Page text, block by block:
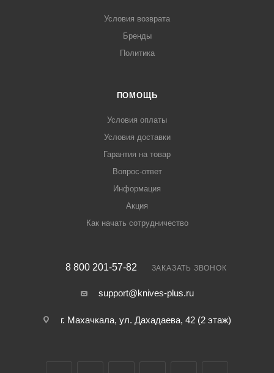
Условия возврата
Бренды
Политика
ПОМОЩЬ
Условия оплаты
Условия доставки
Гарантия на товар
Вопрос-ответ
Информация
Акция
Как начать сотрудничество
8 800 201-57-82 ЗАКАЗАТЬ ЗВОНОК
support@knives-plus.ru
г. Махачкала, ул. Дахадаева, 42 (2 этаж)